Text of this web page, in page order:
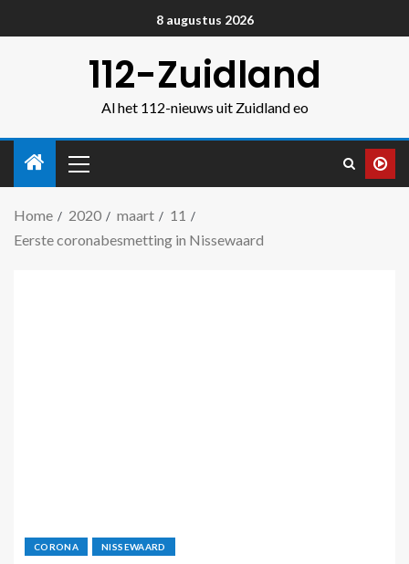
8 augustus 2026
112-Zuidland
Al het 112-nieuws uit Zuidland eo
Home 2020 maart
11
Eerste coronabesmetting in Nissewaard
CORONA NISSEWAARD